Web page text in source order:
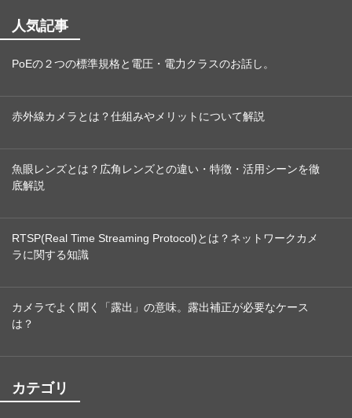
人気記事
PoEの２つの標準規格と電圧・電力クラスのお話し。
赤外線カメラとは？仕組みやメリットについて解説
魚眼レンズとは？広角レンズとの違い・特徴・活用シーンを徹
底解説
RTSP(Real Time Streaming Protocol)とは？ネットワークカメ
ラに関する知識
カメラでよく聞く「露出」の意味。露出補正が必要なケース
は？
カテゴリ